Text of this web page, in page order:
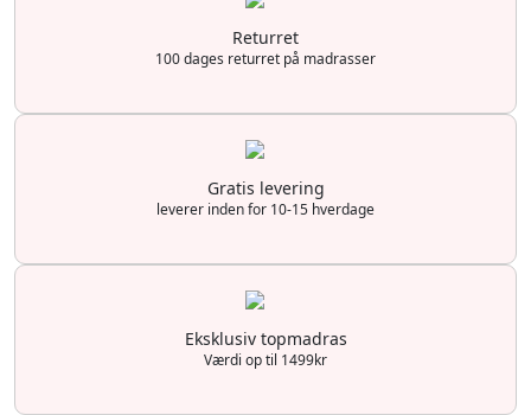
Returret
100 dages returret på madrasser
Gratis levering
leverer inden for 10-15 hverdage
Eksklusiv topmadras
Værdi op til 1499kr